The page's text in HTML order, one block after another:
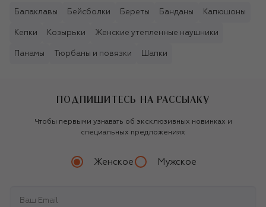
Балаклавы Бейсболки Береты Банданы Капюшоны
Кепки Козырьки Женские утепленные наушники
Панамы Тюрбаны и повязки Шапки
ПОДПИШИТЕСЬ НА РАССЫЛКУ
Чтобы первыми узнавать об эксклюзивных новинках и
специальных предложениях
Женское Мужское